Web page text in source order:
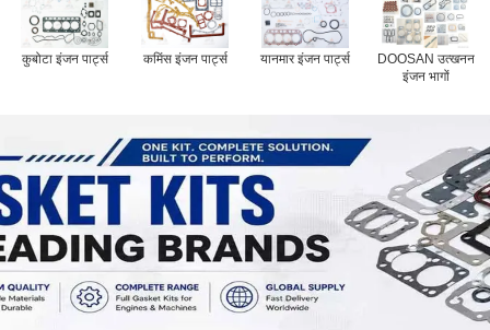
डीजल इंजन कैंषफ़्ट इंजन टर्बोचार्जर
अन्य ब्रांड गैस्केट